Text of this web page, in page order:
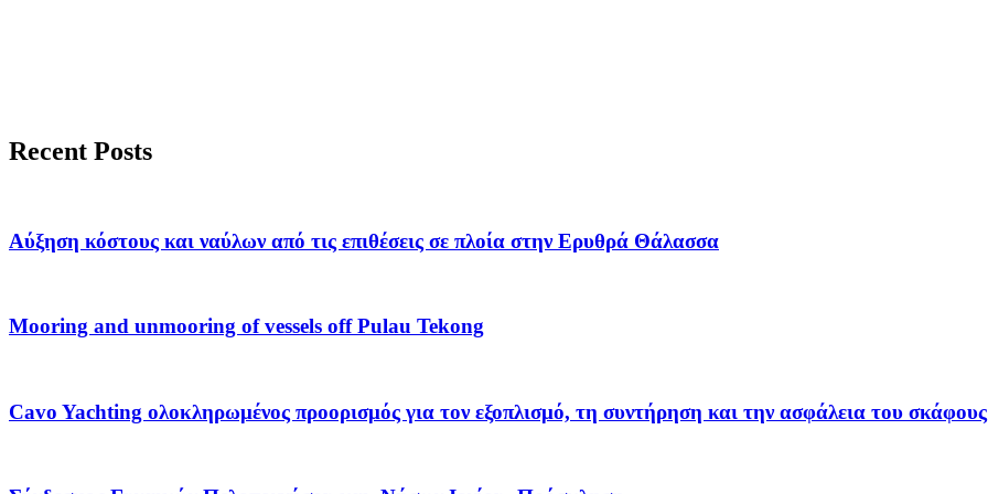
Recent Posts
Αύξηση κόστους και ναύλων από τις επιθέσεις σε πλοία στην Ερυθρά Θάλασσα
Mooring and unmooring of vessels off Pulau Tekong
Cavo Yachting ολοκληρωμένος προορισμός για τον εξοπλισμό, τη συντήρηση και την ασφάλεια του